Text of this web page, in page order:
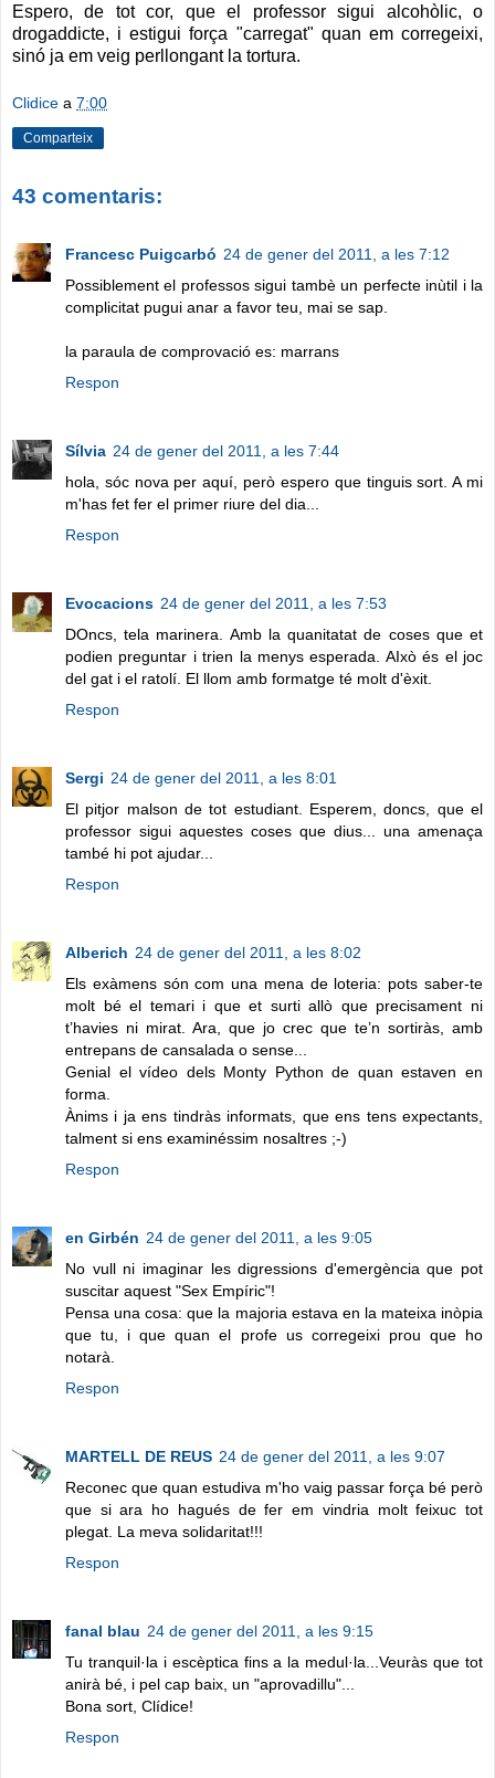
Espero, de tot cor, que el professor sigui alcohòlic, o
drogaddicte, i estigui força "carregat" quan em corregeixi,
sinó ja em veig perllongant la tortura.
Clidice a 7:00
Comparteix
43 comentaris:
Francesc Puigcarbó 24 de gener del 2011, a les 7:12
Possiblement el professos sigui tambè un perfecte inùtil i la
complicitat pugui anar a favor teu, mai se sap.
la paraula de comprovació es: marrans
Respon
Sílvia 24 de gener del 2011, a les 7:44
hola, sóc nova per aquí, però espero que tinguis sort. A mi
m'has fet fer el primer riure del dia...
Respon
Evocacions 24 de gener del 2011, a les 7:53
DOncs, tela marinera. Amb la quanitatat de coses que et
podien preguntar i trien la menys esperada. AIxò és el joc
del gat i el ratolí. El llom amb formatge té molt d'èxit.
Respon
Sergi 24 de gener del 2011, a les 8:01
El pitjor malson de tot estudiant. Esperem, doncs, que el
professor sigui aquestes coses que dius... una amenaça
també hi pot ajudar...
Respon
Alberich 24 de gener del 2011, a les 8:02
Els exàmens són com una mena de loteria: pots saber-te
molt bé el temari i que et surti allò que precisament ni
t’havies ni mirat. Ara, que jo crec que te’n sortiràs, amb
entrepans de cansalada o sense...
Genial el vídeo dels Monty Python de quan estaven en
forma.
Ànims i ja ens tindràs informats, que ens tens expectants,
talment si ens examinéssim nosaltres ;-)
Respon
en Girbén 24 de gener del 2011, a les 9:05
No vull ni imaginar les digressions d'emergència que pot
suscitar aquest "Sex Empíric"!
Pensa una cosa: que la majoria estava en la mateixa inòpia
que tu, i que quan el profe us corregeixi prou que ho
notarà.
Respon
MARTELL DE REUS 24 de gener del 2011, a les 9:07
Reconec que quan estudiva m'ho vaig passar força bé però
que si ara ho hagués de fer em vindria molt feixuc tot
plegat. La meva solidaritat!!!
Respon
fanal blau 24 de gener del 2011, a les 9:15
Tu tranquil·la i escèptica fins a la medul·la...Veuràs que tot
anirà bé, i pel cap baix, un "aprovadillu"...
Bona sort, Clídice!
Respon